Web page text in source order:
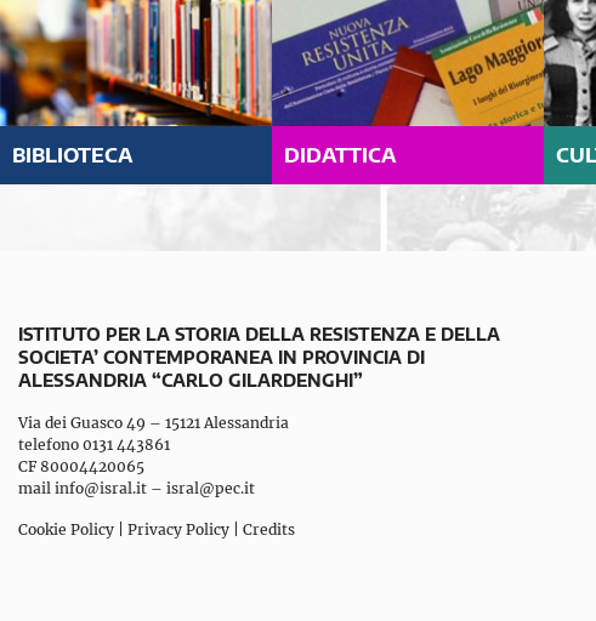
BIBLIOTECA DIDATTICA
ISTITUTO PER LA STORIA DELLA RESISTENZA E DELLA
SOCIETA’ CONTEMPORANEA IN PROVINCIA DI
ALESSANDRIA “CARLO GILARDENGHI”
Via dei Guasco 49 – 15121 Alessandria
telefono 0131 443861
CF 80004420065
mail info@isral.it – isral@pec.it
Cookie Policy Privacy Policy Credits